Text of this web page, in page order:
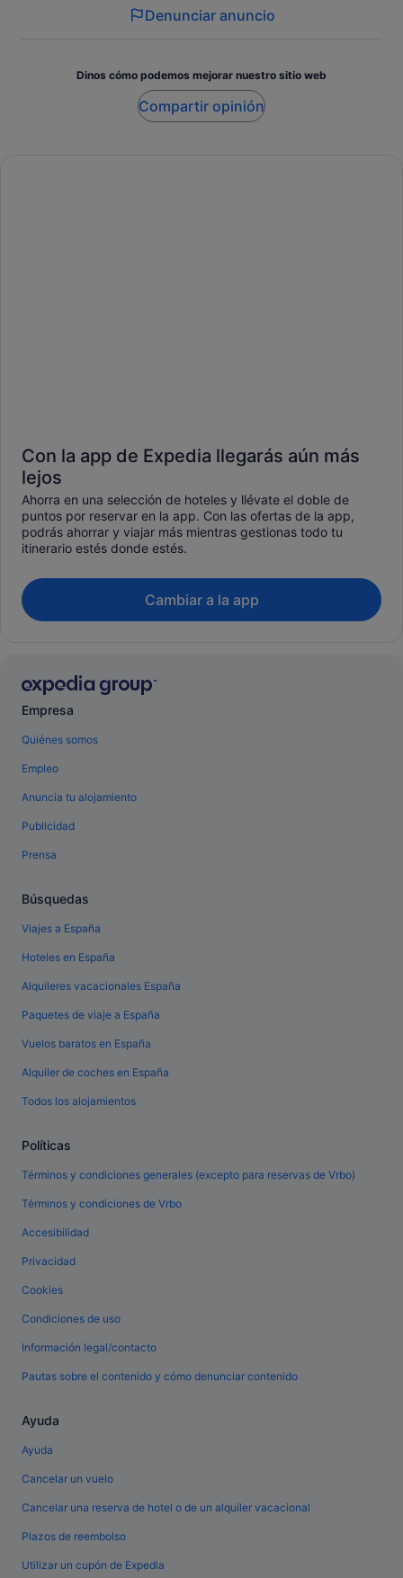
Denunciar anuncio
Dinos cómo podemos mejorar nuestro sitio web
Compartir opinión
Con la app de Expedia llegarás aún más
lejos
Ahorra en una selección de hoteles y llévate el doble de
puntos por reservar en la app. Con las ofertas de la app,
podrás ahorrar y viajar más mientras gestionas todo tu
itinerario estés donde estés.
Cambiar a la app
Empresa
Quiénes somos
Empleo
Anuncia tu alojamiento
Publicidad
Prensa
Búsquedas
Viajes a España
Hoteles en España
Alquileres vacacionales España
Paquetes de viaje a España
Vuelos baratos en España
Alquiler de coches en España
Todos los alojamientos
Políticas
Términos y condiciones generales (excepto para reservas de Vrbo)
Términos y condiciones de Vrbo
Accesibilidad
Privacidad
Cookies
Condiciones de uso
Información legal/contacto
Pautas sobre el contenido y cómo denunciar contenido
Ayuda
Ayuda
Cancelar un vuelo
Cancelar una reserva de hotel o de un alquiler vacacional
Plazos de reembolso
Utilizar un cupón de Expedia